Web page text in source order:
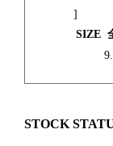
]
SIZE
STOCK